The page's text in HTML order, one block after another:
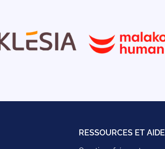
RESSOURCES ET AIDE